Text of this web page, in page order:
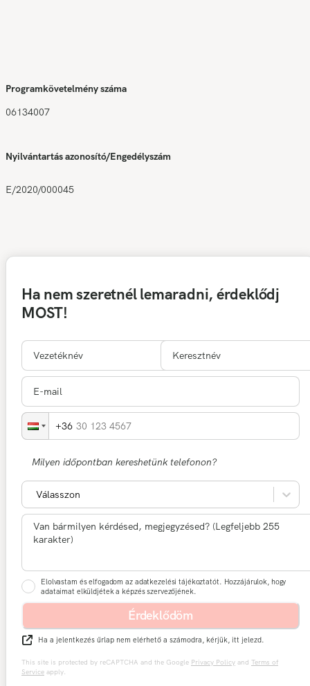
Programkövetelmény száma
06134007
Nyilvántartás azonosító/Engedélyszám
E/2020/000045
Ha nem szeretnél lemaradni, érdeklődj
MOST!
30 123 4567
Milyen időpontban kereshetünk telefonon?
Válasszon
Elolvastam és elfogadom az adatkezelési tájékoztatót. Hozzájárulok, hogy
adataimat elküldjétek a képzés szervezőjének.
Érdeklődöm
Ha a jelentkezés űrlap nem elérhető a számodra, kérjük, itt jelezd.
This site is protected by reCAPTCHA and the Google Privacy Policy and Terms of
Service apply.